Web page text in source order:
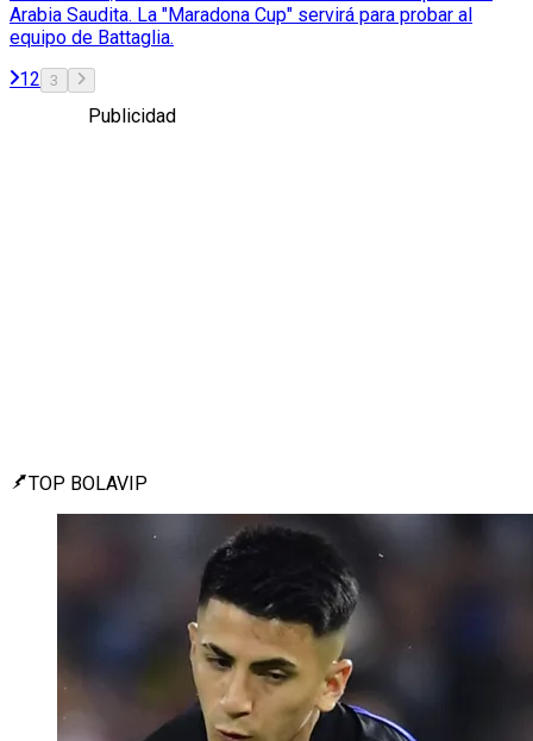
Arabia Saudita. La "Maradona Cup" servirá para probar al
equipo de Battaglia.
12 3
Publicidad
TOP BOLAVIP